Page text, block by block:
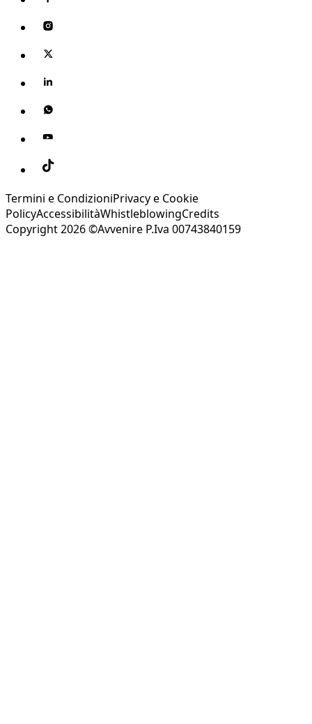
Termini e CondizioniPrivacy e Cookie
PolicyAccessibilitàWhistleblowingCredits
Copyright 2026 ©Avvenire P.Iva 00743840159